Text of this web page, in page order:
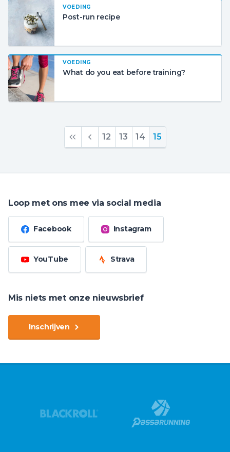
VOEDING
Post-run recipe
VOEDING
What do you eat before training?
12 13 14 15
Loop met ons mee via social media
Facebook Instagram
YouTube Strava
Mis niets met onze nieuwsbrief
Inschrijven